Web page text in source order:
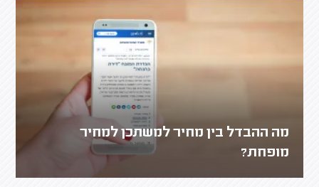
מה ההבדל בין מחיר למשתכן למחיר
מופחת?